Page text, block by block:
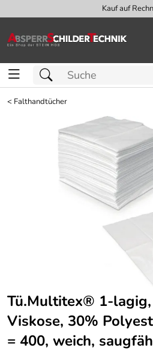
Kauf auf
< Falthandtücher
Tü.Multitex® 1-
Viskose, 30%
= 400, weich,